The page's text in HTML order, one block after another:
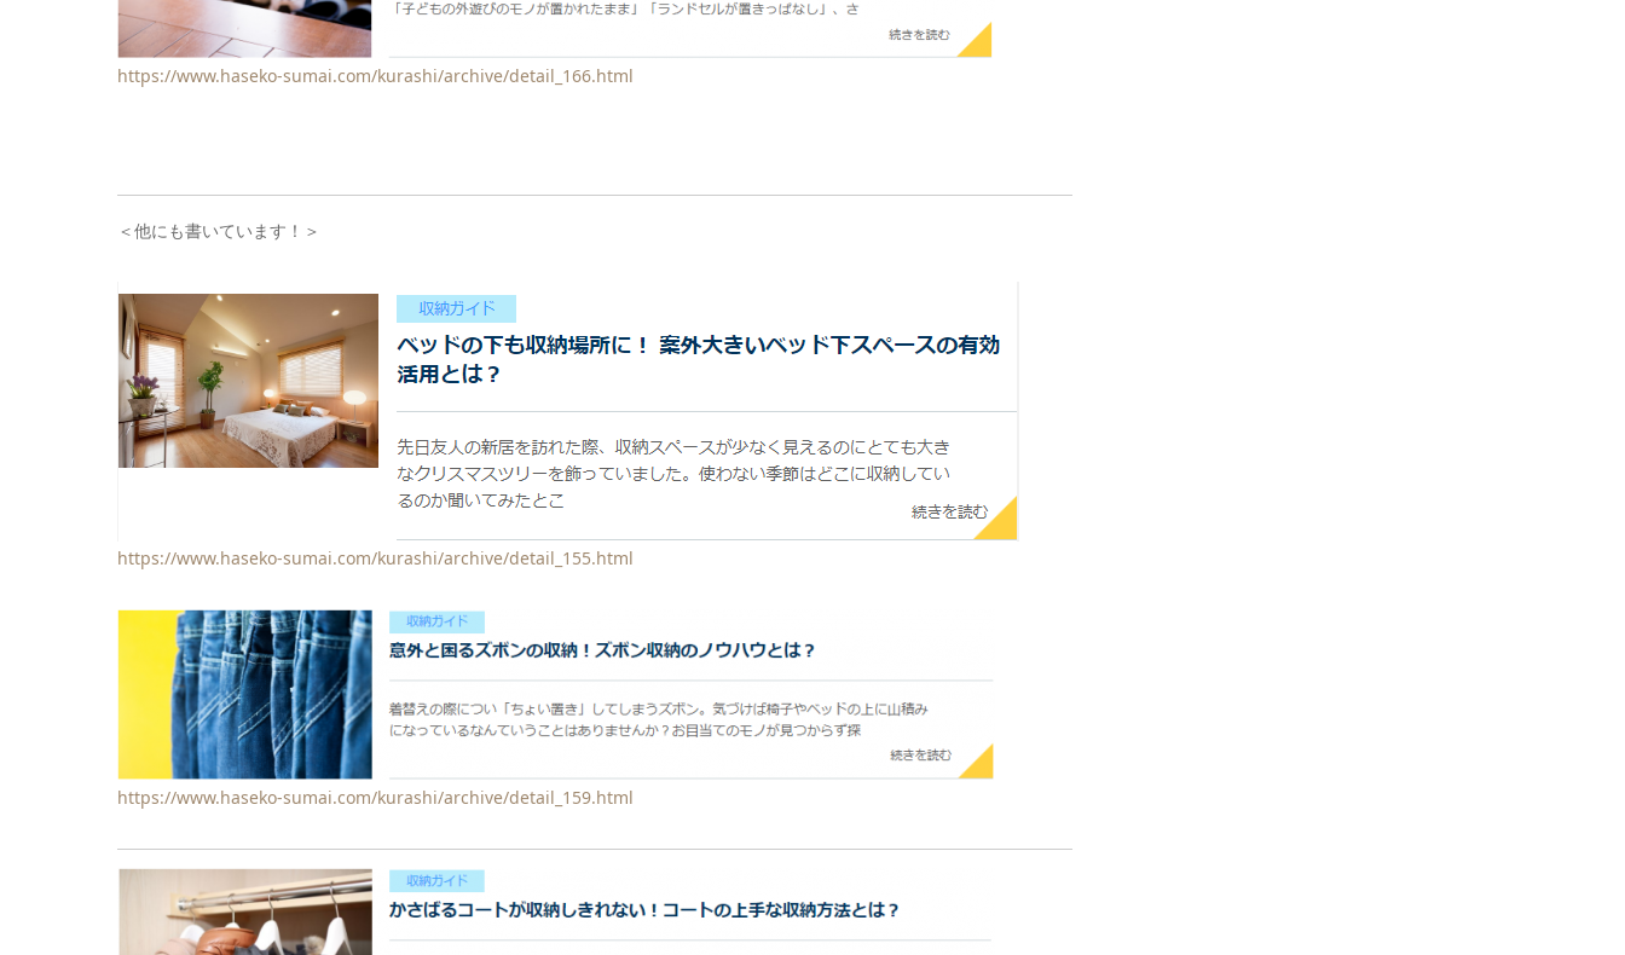
https://www.haseko-sumai.com/kurashi/archive/detail_166.html
＜他にも書いています！＞
https://www.haseko-sumai.com/kurashi/archive/detail_155.html
https://www.haseko-sumai.com/kurashi/archive/detail_159.html